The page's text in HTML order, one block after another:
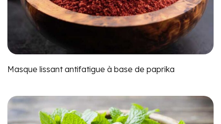
Masque lissant antifatigue à base de paprika